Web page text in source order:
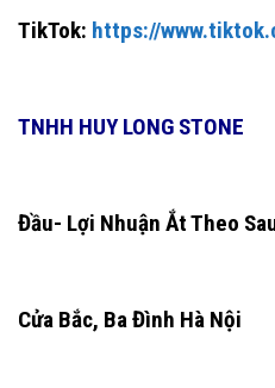
TikTok: https://
TNHH HUY LONG STONE
Đầu- Lợi Nhuận Ắt Theo
Địa
Cửa Bắc, Ba Đình Hà Nội